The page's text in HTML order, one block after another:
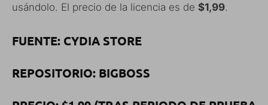
usándolo. El precio de la licencia es de $1,99.
FUENTE: CYDIA STORE
REPOSITORIO: BIGBOSS